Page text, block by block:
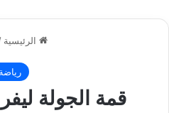
الرئيسية
رياضة
قمة الجولة